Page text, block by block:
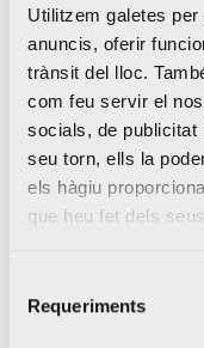
Utilitzem galetes
anuncis, oferir
trànsit del lloc.
com feu servir el
socials, de publicitat
seu torn, ells la
els hàgiu
que heu fet dels
Requeriments